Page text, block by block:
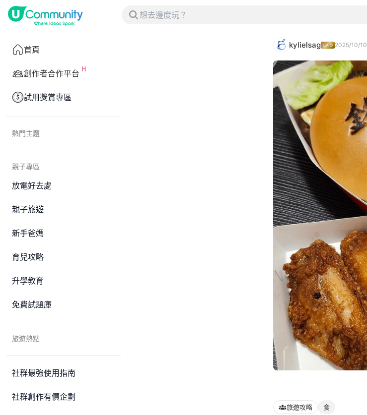
首頁
創作者合作平台
試用獎賞專區
熱門主題
親子專區
放電好去處
親子旅遊
新手爸媽
育兒攻略
升學教育
免費試題庫
旅遊熱點
社群最強使用指南
社群創作有價企劃
kylielsag 2025/10/10
旅遊攻略 食